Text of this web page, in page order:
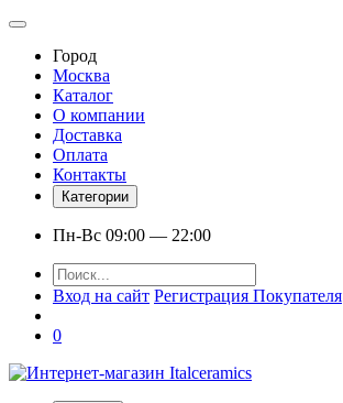
Город
Москва
Каталог
О компании
Доставка
Оплата
Контакты
Категории
Пн-Вс 09:00 — 22:00
Вход на сайт Регистрация Покупателя
0